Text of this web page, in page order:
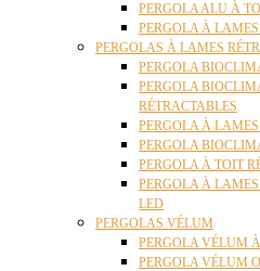
PERGOLA ALU À
PERGOLA À
PERGOLAS À LAMES
PERGOLA
PERGOLA
RÉTRACTABLES
PERGOLA À
PERGOLA
PERGOLA À TOIT
PERGOLA À
LED
PERGOLAS VÉLUM
PERGOLA VÉLUM
PERGOLA VÉLUM